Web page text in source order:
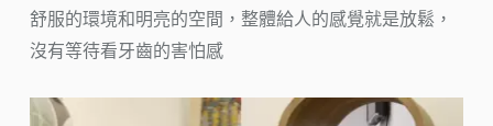
舒服的環境和明亮的空間，整體給人的感覺就是放鬆，
沒有等待看牙齒的害怕感